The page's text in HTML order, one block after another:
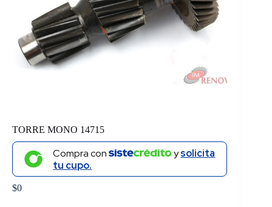
TORRE MONO 14715
Compra con ysolicita
tu cupo.
$0